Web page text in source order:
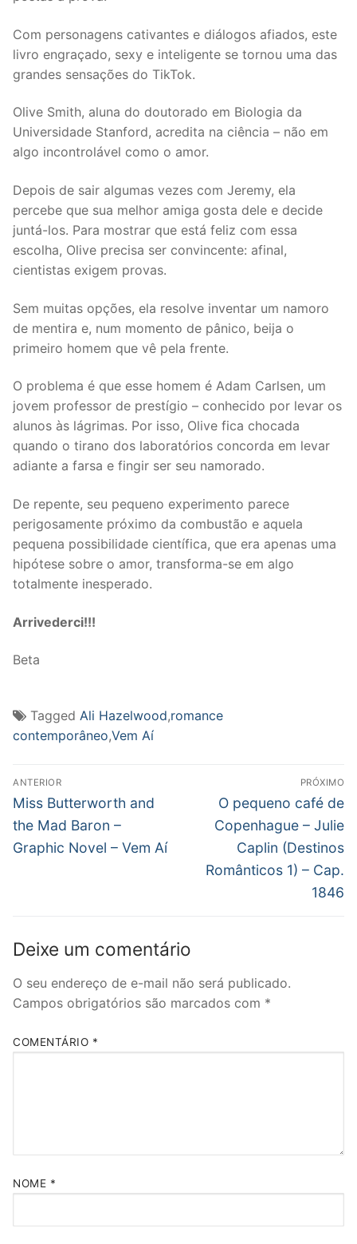
Com personagens cativantes e diálogos afiados, este
livro engraçado, sexy e inteligente se tornou uma das
grandes sensações do TikTok.
Olive Smith, aluna do doutorado em Biologia da
Universidade Stanford, acredita na ciência – não em
algo incontrolável como o amor.
Depois de sair algumas vezes com Jeremy, ela
percebe que sua melhor amiga gosta dele e decide
juntá-los. Para mostrar que está feliz com essa
escolha, Olive precisa ser convincente: afinal,
cientistas exigem provas.
Sem muitas opções, ela resolve inventar um namoro
de mentira e, num momento de pânico, beija o
primeiro homem que vê pela frente.
O problema é que esse homem é Adam Carlsen, um
jovem professor de prestígio – conhecido por levar os
alunos às lágrimas. Por isso, Olive fica chocada
quando o tirano dos laboratórios concorda em levar
adiante a farsa e fingir ser seu namorado.
De repente, seu pequeno experimento parece
perigosamente próximo da combustão e aquela
pequena possibilidade científica, que era apenas uma
hipótese sobre o amor, transforma-se em algo
totalmente inesperado.
Arrivederci!!!
Beta
Tagged Ali Hazelwood,romance
contemporâneo,Vem Aí
Navegação
de
Post
ANTERIOR
Post
anterior:
Miss Butterworth and
the Mad Baron –
Graphic Novel – Vem Aí
PRÓXIMO
Próximo
post:
O pequeno café de
Copenhague – Julie
Caplin (Destinos
Românticos 1) – Cap.
1846
Deixe um comentário
O seu endereço de e-mail não será publicado.
Campos obrigatórios são marcados com *
COMENTÁRIO *
NOME *